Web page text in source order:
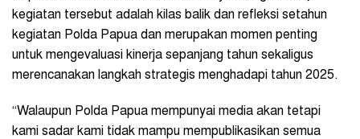
kegiatan tersebut adalah kilas balik dan refleksi setahun
kegiatan Polda Papua dan merupakan momen penting
untuk mengevaluasi kinerja sepanjang tahun sekaligus
merencanakan langkah strategis menghadapi tahun 2025.
“Walaupun Polda Papua mempunyai media akan tetapi
kami sadar kami tidak mampu mempublikasikan semua